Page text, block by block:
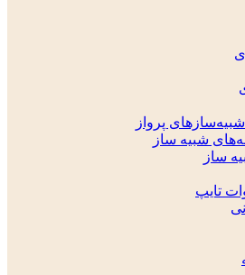
پرواز
شبیه ساز
ساز
تایپ